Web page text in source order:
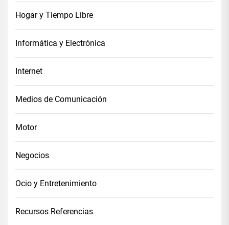
Hogar y Tiempo Libre
Informática y Electrónica
Internet
Medios de Comunicación
Motor
Negocios
Ocio y Entretenimiento
Recursos Referencias